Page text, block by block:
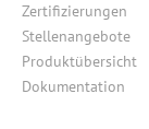
Zertifizierungen
Stellenangebote
Produktübersicht
Dokumentation